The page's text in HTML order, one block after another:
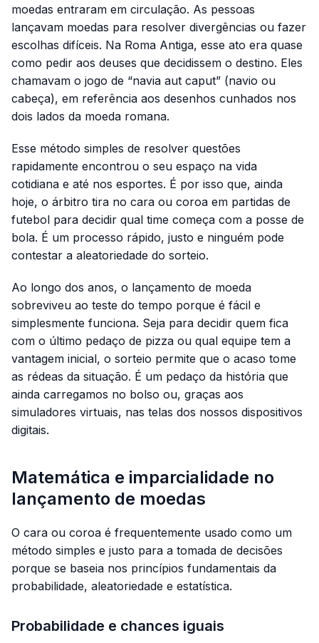
moedas entraram em circulação. As pessoas
lançavam moedas para resolver divergências ou fazer
escolhas difíceis. Na Roma Antiga, esse ato era quase
como pedir aos deuses que decidissem o destino. Eles
chamavam o jogo de “navia aut caput” (navio ou
cabeça), em referência aos desenhos cunhados nos
dois lados da moeda romana.
Esse método simples de resolver questões
rapidamente encontrou o seu espaço na vida
cotidiana e até nos esportes. É por isso que, ainda
hoje, o árbitro tira no cara ou coroa em partidas de
futebol para decidir qual time começa com a posse de
bola. É um processo rápido, justo e ninguém pode
contestar a aleatoriedade do sorteio.
Ao longo dos anos, o lançamento de moeda
sobreviveu ao teste do tempo porque é fácil e
simplesmente funciona. Seja para decidir quem fica
com o último pedaço de pizza ou qual equipe tem a
vantagem inicial, o sorteio permite que o acaso tome
as rédeas da situação. É um pedaço da história que
ainda carregamos no bolso ou, graças aos
simuladores virtuais, nas telas dos nossos dispositivos
digitais.
Matemática e imparcialidade no
lançamento de moedas
O cara ou coroa é frequentemente usado como um
método simples e justo para a tomada de decisões
porque se baseia nos princípios fundamentais da
probabilidade, aleatoriedade e estatística.
Probabilidade e chances iguais